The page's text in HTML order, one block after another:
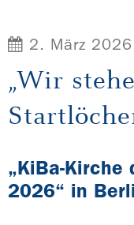
2. März 2026
„Wir
„KiBa-Kirche
2026“ in